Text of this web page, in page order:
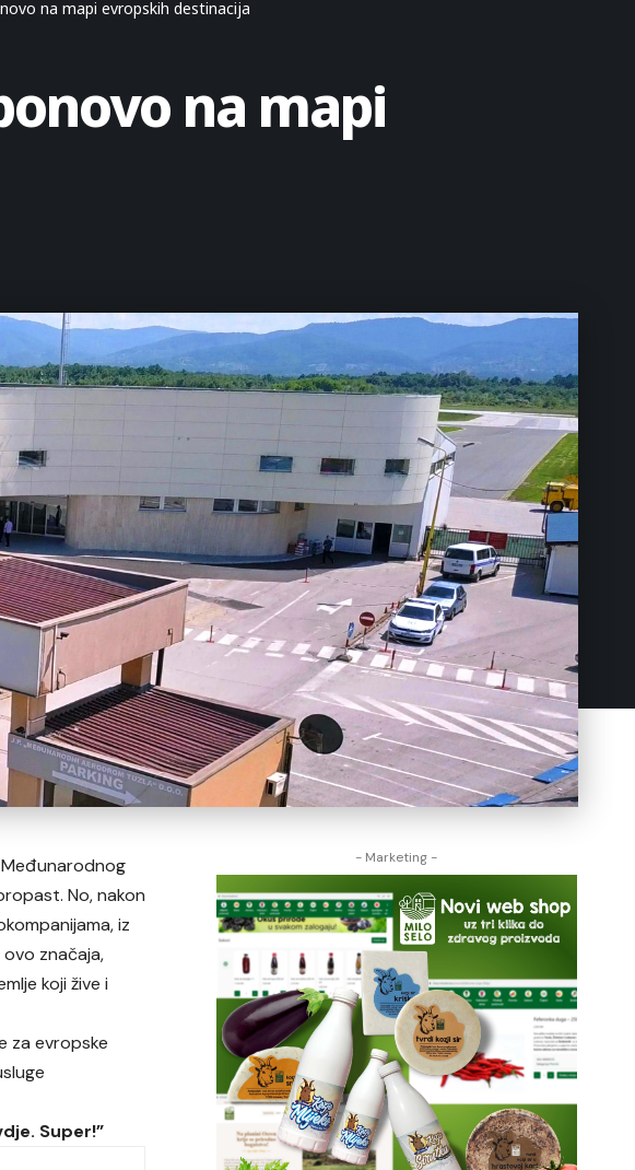
na mapi evropskih destinacija
na mapi
No, nakon
iz
ovo značaja,
koji žive i
za evropske
Super!”
- Marketing -